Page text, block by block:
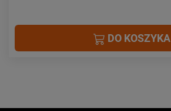
DO KOSZYKA